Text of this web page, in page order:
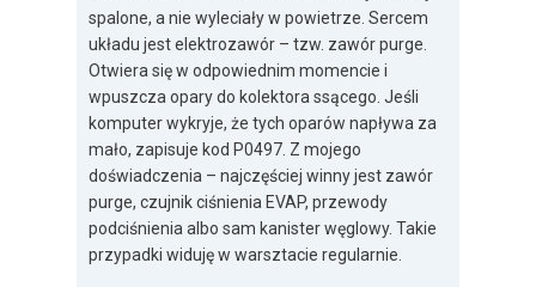
spalone, a nie wyleciały w powietrze. Sercem
układu jest elektrozawór – tzw. zawór purge.
Otwiera się w odpowiednim momencie i
wpuszcza opary do kolektora ssącego. Jeśli
komputer wykryje, że tych oparów napływa za
mało, zapisuje kod P0497. Z mojego
doświadczenia – najczęściej winny jest zawór
purge, czujnik ciśnienia EVAP, przewody
podciśnienia albo sam kanister węglowy. Takie
przypadki widuję w warsztacie regularnie.